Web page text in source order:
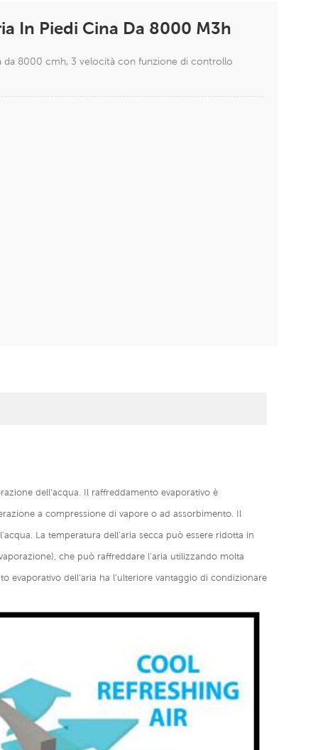
In Piedi Cina Da 8000 M3h
8000 cmh, 3 velocità con funzione di controllo
dell'acqua. Il raffreddamento evaporativo è
a compressione di vapore o ad assorbimento. Il
La temperatura dell'aria secca può essere ridotta in
che può raffreddare l'aria utilizzando molta
evaporativo dell’aria ha l’ulteriore vantaggio di condizionare